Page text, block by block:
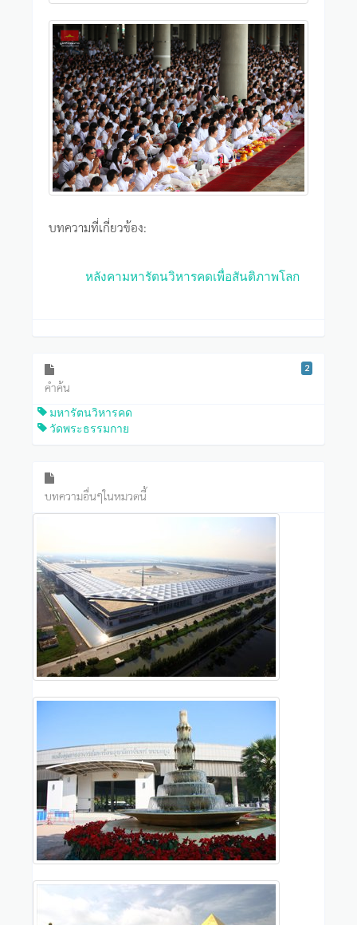
บทความที่เกี่ยวข้อง:
หลังคามหารัตนวิหารคดเพื่อสันติภาพโลก
คำค้น
2
มหารัตนวิหารคด
วัดพระธรรมกาย
บทความอื่นๆในหมวดนี้